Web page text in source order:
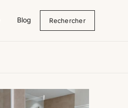
Blog Rechercher